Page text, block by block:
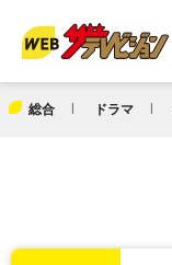
総合 ドラマ